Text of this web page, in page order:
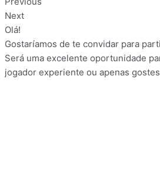
Next
Olá!
Gostaríamos de te convidar para
Será uma excelente oportunidade
jogador experiente ou apenas